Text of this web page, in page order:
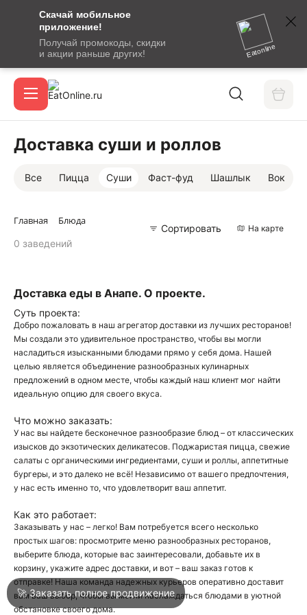
Скачай мобильное
приложение!
Получай промокоды, скидки
и акции раньше других!
Eatonline
сообщение
кодом
подтверждения
Акции
Войти
ГородМосква
Написать в техподдержку
Доставка суши и роллов
Все Пицца Суши Фаст-фуд Шашлык Вок
Главная Блюда
0 заведений
Сортировать На карте
Доставка еды в Анапе. О проекте.
Суть проекта:
Добро пожаловать в наш агрегатор доставки из лучших ресторанов!
Мы создали это удивительное пространство, чтобы вы могли
насладиться изысканными блюдами прямо у себя дома. Нашей
целью является объединение разнообразных кулинарных
предложений в одном месте, чтобы каждый наш клиент мог найти
идеальную опцию для своего вкуса.
Что можно заказать:
У нас вы найдете бесконечное разнообразие блюд – от классических
изысков до экзотических деликатесов. Поджаристая пицца, свежие
салаты с органическими ингредиентами, суши и роллы, аппетитные
бургеры, и это далеко не всё! Независимо от вашего предпочтения,
у нас есть именно то, что удовлетворит ваш аппетит.
Как это работает:
Заказывать у нас – легко! Вам потребуется всего несколько
простых шагов: просмотрите меню разнообразных ресторанов,
выберите блюда, которые вас заинтересовали, добавьте их в
корзину, укажите адрес доставки, и вот – ваш заказ готов к
отправке! Наша команда надежных курьеров оперативно доставит
вам ваш выбор, чтобы вы могли наслаждаться блюдами в уютной
обстановке своего дома.
🚀 Заказать полное продвижение